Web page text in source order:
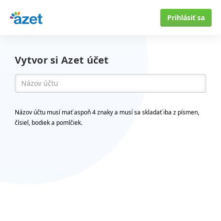
Prihlásiť sa
Vytvor si Azet účet
Názov účtu musí mať aspoň 4 znaky a musí sa skladať iba z písmen,
čísiel, bodiek a pomlčiek.